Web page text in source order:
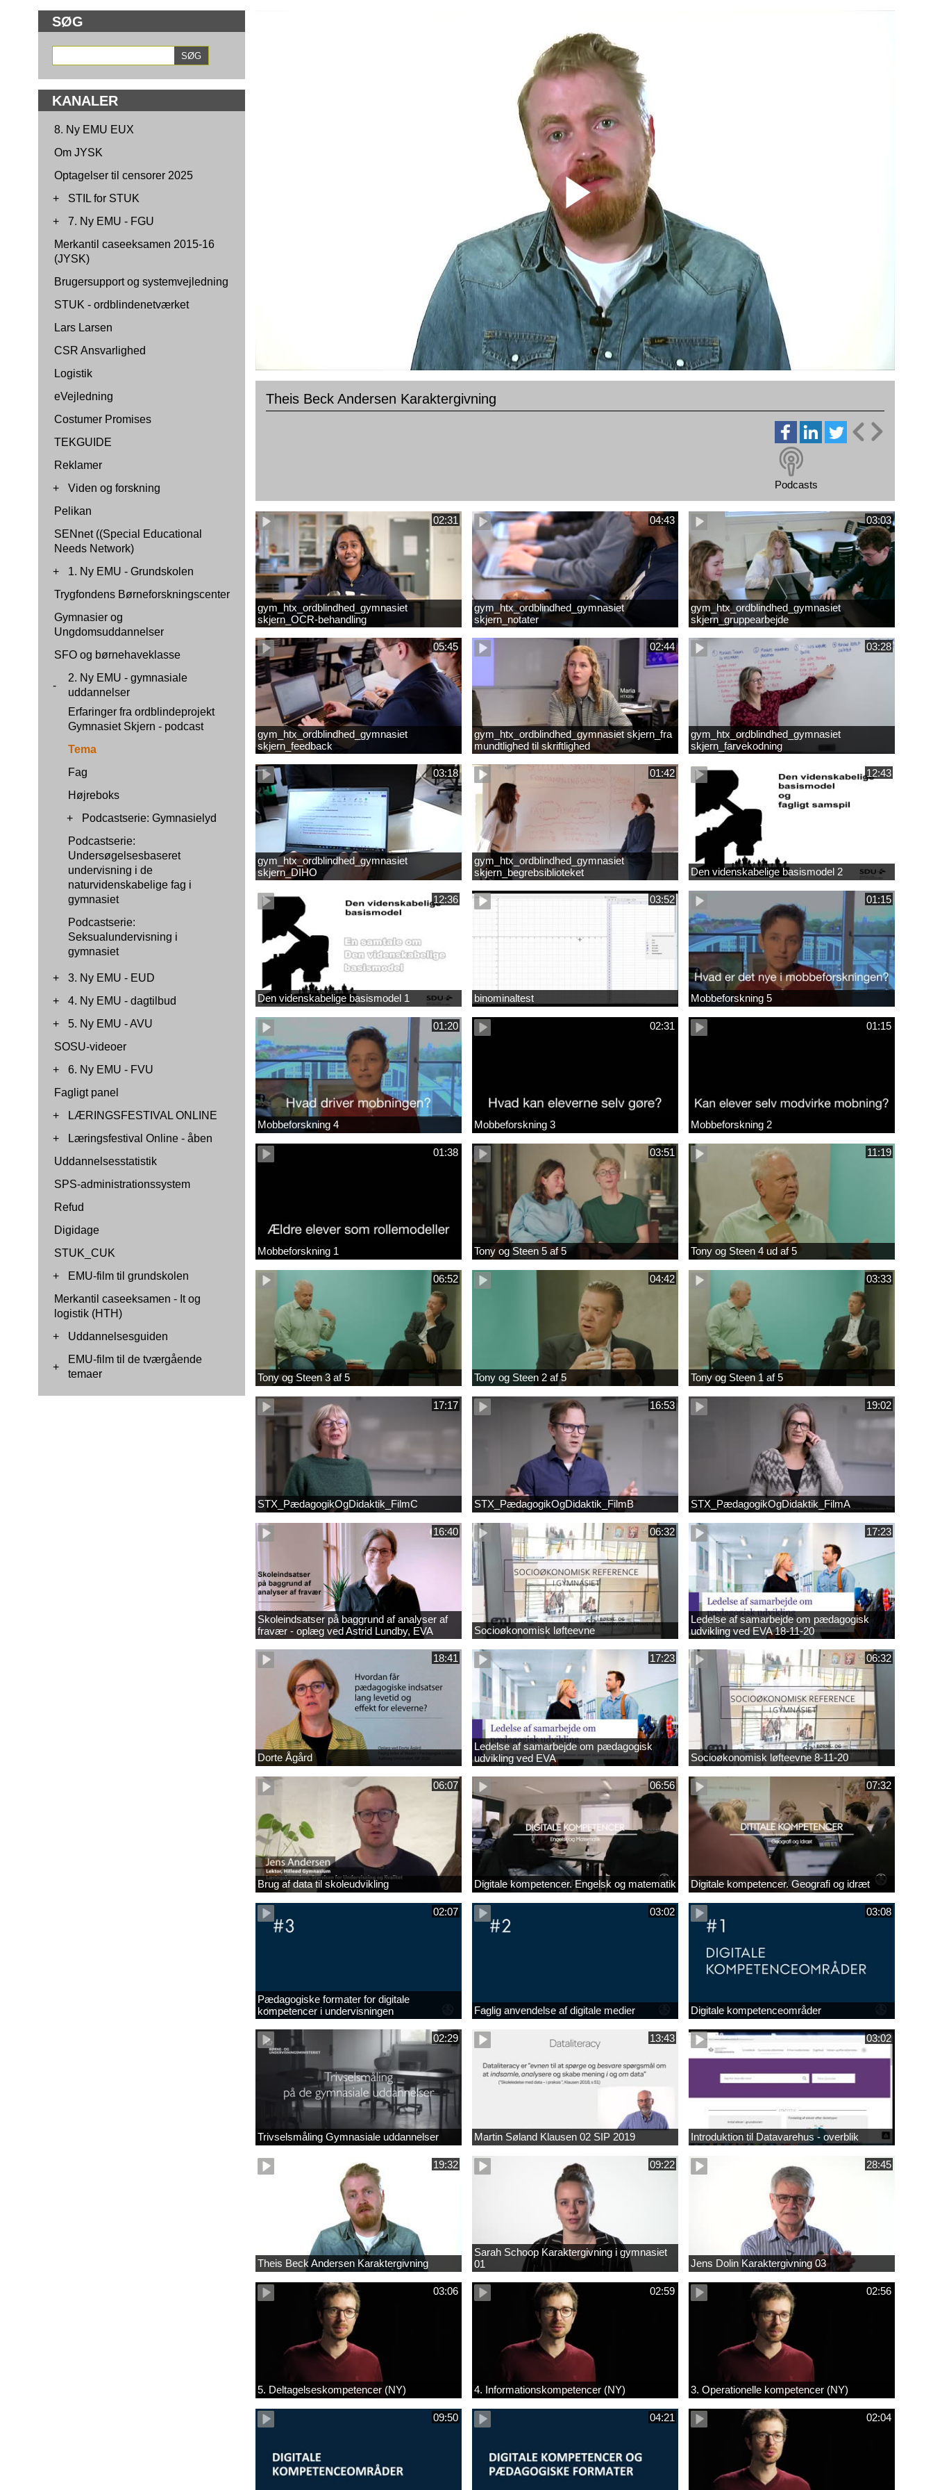
SØG
KANALER
8. Ny EMU EUX
Om JYSK
Optagelser til censorer 2025
+
STIL for STUK
+
7. Ny EMU - FGU
Merkantil caseeksamen 2015-16
(JYSK)
Brugersupport og systemvejledning
STUK - ordblindenetværket
Lars Larsen
CSR Ansvarlighed
Logistik
eVejledning
Costumer Promises
TEKGUIDE
Reklamer
+
Viden og forskning
Pelikan
SENnet ((Special Educational
Needs Network)
+
1. Ny EMU - Grundskolen
Trygfondens Børneforskningscenter
Gymnasier og
Ungdomsuddannelser
SFO og børnehaveklasse
-
2. Ny EMU - gymnasiale
uddannelser
Erfaringer fra ordblindeprojekt
Gymnasiet Skjern - podcast
Tema
Fag
Højreboks
+
Podcastserie: Gymnasielyd
Podcastserie:
Undersøgelsesbaseret
undervisning i de
naturvidenskabelige fag i
gymnasiet
Podcastserie:
Seksualundervisning i
gymnasiet
+
3. Ny EMU - EUD
+
4. Ny EMU - dagtilbud
+
5. Ny EMU - AVU
SOSU-videoer
+
6. Ny EMU - FVU
Fagligt panel
+
LÆRINGSFESTIVAL ONLINE
+
Læringsfestival Online - åben
Uddannelsesstatistik
SPS-administrationssystem
Refud
Digidage
STUK_CUK
+
EMU-film til grundskolen
Merkantil caseeksamen - It og
logistik (HTH)
+
Uddannelsesguiden
+
EMU-film til de tværgående
temaer
Theis Beck Andersen Karaktergivning
Podcasts
02:31
gym_htx_ordblindhed_gymnasiet
skjern_OCR-behandling
04:43
gym_htx_ordblindhed_gymnasiet
skjern_notater
03:03
gym_htx_ordblindhed_gymnasiet
skjern_gruppearbejde
05:45
gym_htx_ordblindhed_gymnasiet
skjern_feedback
02:44
gym_htx_ordblindhed_gymnasiet skjern_fra
mundtlighed til skriftlighed
03:28
gym_htx_ordblindhed_gymnasiet
skjern_farvekodning
03:18
gym_htx_ordblindhed_gymnasiet
skjern_DIHO
01:42
gym_htx_ordblindhed_gymnasiet
skjern_begrebsiblioteket
12:43
Den videnskabelige basismodel 2
12:36
Den videnskabelige basismodel 1
03:52
binominaltest
01:15
Mobbeforskning 5
01:20
Mobbeforskning 4
02:31
Mobbeforskning 3
01:15
Mobbeforskning 2
01:38
Mobbeforskning 1
03:51
Tony og Steen 5 af 5
11:19
Tony og Steen 4 ud af 5
06:52
Tony og Steen 3 af 5
04:42
Tony og Steen 2 af 5
03:33
Tony og Steen 1 af 5
17:17
STX_PædagogikOgDidaktik_FilmC
16:53
STX_PædagogikOgDidaktik_FilmB
19:02
STX_PædagogikOgDidaktik_FilmA
16:40
Skoleindsatser på baggrund af analyser af
fravær - oplæg ved Astrid Lundby, EVA
06:32
Socioøkonomisk løfteevne
17:23
Ledelse af samarbejde om pædagogisk
udvikling ved EVA 18-11-20
18:41
Dorte Ågård
17:23
Ledelse af samarbejde om pædagogisk
udvikling ved EVA
06:32
Socioøkonomisk løfteevne 8-11-20
06:07
Brug af data til skoleudvikling
06:56
Digitale kompetencer. Engelsk og matematik
07:32
Digitale kompetencer. Geografi og idræt
02:07
Pædagogiske formater for digitale
kompetencer i undervisningen
03:02
Faglig anvendelse af digitale medier
03:08
Digitale kompetenceområder
02:29
Trivselsmåling Gymnasiale uddannelser
13:43
Martin Søland Klausen 02 SIP 2019
03:02
Introduktion til Datavarehus - overblik
19:32
Theis Beck Andersen Karaktergivning
09:22
Sarah Schoop Karaktergivning i gymnasiet
01
28:45
Jens Dolin Karaktergivning 03
03:06
5. Deltagelseskompetencer (NY)
02:59
4. Informationskompetencer (NY)
02:56
3. Operationelle kompetencer (NY)
09:50 04:21 02:04